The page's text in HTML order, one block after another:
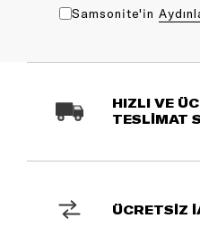
Samsonite'in
HIZLI VE
TESLİMAT
ÜCRETSİZ